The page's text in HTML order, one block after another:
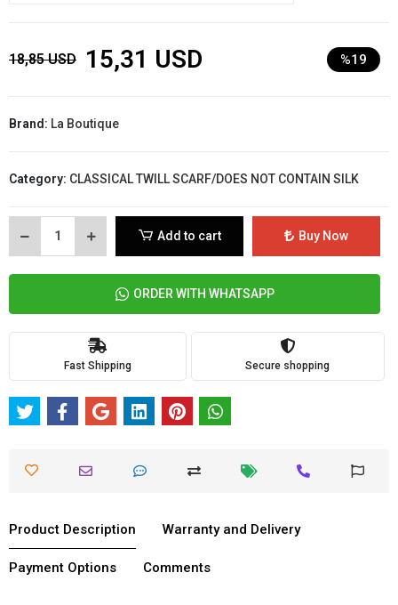
18,85 USD 15,31 USD %19
Brand: La Boutique
Category: CLASSICAL TWILL SCARF/DOES NOT CONTAIN SILK
Add to cart Buy Now
ORDER WITH WHATSAPP
Fast Shipping Secure shopping
Product Description Warranty and Delivery
Payment Options Comments